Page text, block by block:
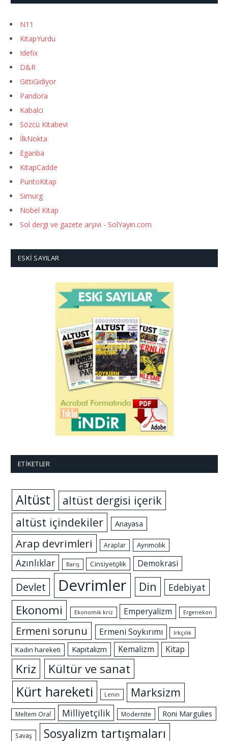
N11
KitapYurdu
Idefix
D&R
GittiGidiyor
Pandora
Kabalcı
Sözcü Kitabevi
İlkNokta
Eganba
KitapCadde
PuntoKitap
Simurg
Nobel Kitap
Sol dergi ve gazete arşivi - SolYayin.com
ESKI SAYILAR
ETIKETLER
Altüst
altüst dergisi içerik
altüst içindekiler
Anayasa
Arap devrimleri Araplar Ayrımcılık
Azınlıklar Barış Cinsiyetçilik Demokrasi
Devlet Devrimler Din Edebiyat
Ekonomi Ekonomik kriz Emperyalizm Ergenekon
Ermeni sorunu Ermeni Soykırımı Irkçılık
Kadın hareketi Kapitalizm Kemalizm Kitap
Kriz Kültür ve sanat
Kürt hareketi Lenin Marksizm
Meltem Oral Milliyetçilik Modernite Roni Margulies
Savaş Sosyalizm tartışmaları